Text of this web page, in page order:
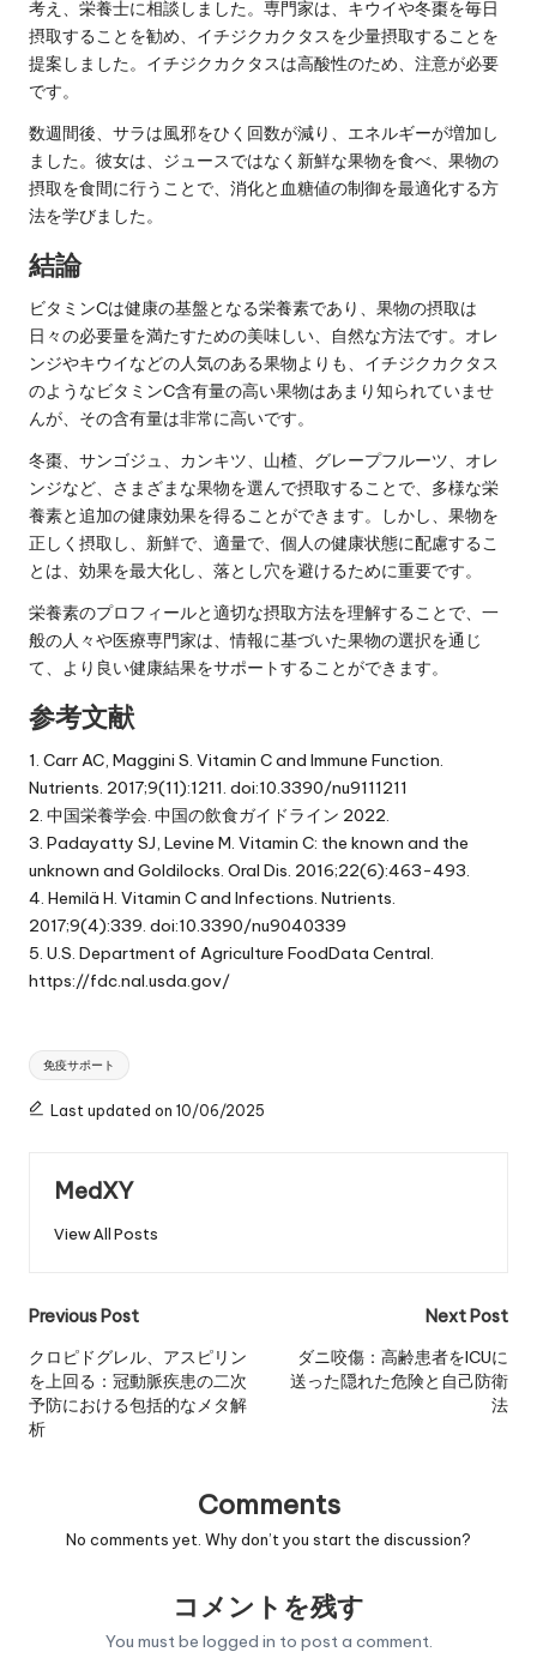
考え、栄養士に相談しました。専門家は、キウイや冬棗を毎日
摂取することを勧め、イチジクカクタスを少量摂取することを
提案しました。イチジクカクタスは高酸性のため、注意が必要
です。
数週間後、サラは風邪をひく回数が減り、エネルギーが増加し
ました。彼女は、ジュースではなく新鮮な果物を食べ、果物の
摂取を食間に行うことで、消化と血糖値の制御を最適化する方
法を学びました。
結論
ビタミンCは健康の基盤となる栄養素であり、果物の摂取は
日々の必要量を満たすための美味しい、自然な方法です。オレ
ンジやキウイなどの人気のある果物よりも、イチジクカクタス
のようなビタミンC含有量の高い果物はあまり知られていませ
んが、その含有量は非常に高いです。
冬棗、サンゴジュ、カンキツ、山楂、グレープフルーツ、オレ
ンジなど、さまざまな果物を選んで摂取することで、多様な栄
養素と追加の健康効果を得ることができます。しかし、果物を
正しく摂取し、新鮮で、適量で、個人の健康状態に配慮するこ
とは、効果を最大化し、落とし穴を避けるために重要です。
栄養素のプロフィールと適切な摂取方法を理解することで、一
般の人々や医療専門家は、情報に基づいた果物の選択を通じ
て、より良い健康結果をサポートすることができます。
参考文献
1. Carr AC, Maggini S. Vitamin C and Immune Function.
Nutrients. 2017;9(11):1211. doi:10.3390/nu9111211
2. 中国栄養学会. 中国の飲食ガイドライン 2022.
3. Padayatty SJ, Levine M. Vitamin C: the known and the
unknown and Goldilocks. Oral Dis. 2016;22(6):463-493.
4. Hemilä H. Vitamin C and Infections. Nutrients.
2017;9(4):339. doi:10.3390/nu9040339
5. U.S. Department of Agriculture FoodData Central.
https://fdc.nal.usda.gov/
Tags:
免疫サポート
Last updated on 10/06/2025
MedXY
View All Posts
Post
navigation
Previous Post
クロピドグレル、アスピリン
を上回る：冠動脈疾患の二次
予防における包括的なメタ解
析
Next Post
ダニ咬傷：高齢患者をICUに
送った隠れた危険と自己防衛
法
Comments
No comments yet. Why don’t you start the discussion?
コメントを残す
You must be logged in to post a comment.